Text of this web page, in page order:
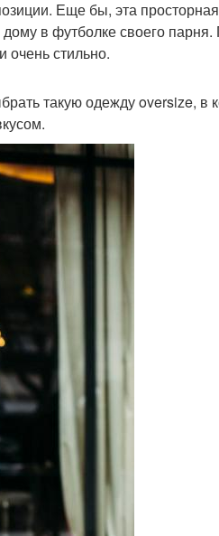
Еще бы, эта
дому в футболке своего
стильно.
такую одежду oversize, в